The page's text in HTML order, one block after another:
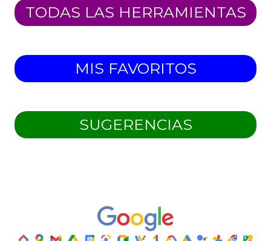
TODAS LAS HERRAMIENTAS
MIS FAVORITOS
SUGERENCIAS